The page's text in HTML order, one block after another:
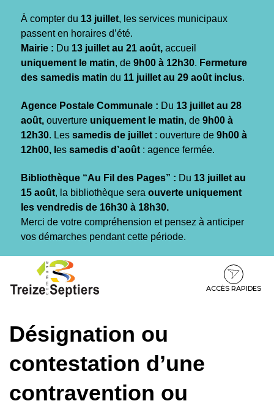
À compter du 13 juillet, les services municipaux
passent en horaires d’été.
Mairie : Du 13 juillet au 21 août, accueil
uniquement le matin, de 9h00 à 12h30. Fermeture
des samedis matin du 11 juillet au 29 août inclus.
Agence Postale Communale : Du 13 juillet au 28
août, ouverture uniquement le matin, de 9h00 à
12h30. Les samedis de juillet : ouverture de 9h00 à
12h00, l es samedis d’août : agence fermée.
Bibliothèque “Au Fil des Pages” : Du 13 juillet au
15 août, la bibliothèque sera ouverte uniquement
les vendredis de 16h30 à 18h30.
Merci de votre compréhension et pensez à anticiper
vos démarches pendant cette période.
contenu
pied
ACCÈS RAPIDES
Désignation ou
contestation d’une
contravention ou